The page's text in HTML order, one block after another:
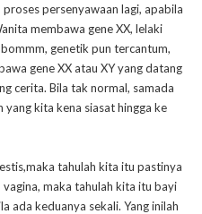
persenyawaan lagi, apabila
membawa gene XX, lelaki
genetik pun tercantum,
gene XX atau XY yang datang
cerita. Bila tak normal, samada
yang kita kena siasat hingga ke
tahulah kita itu pastinya
maka tahulah kita itu bayi
ada keduanya sekali. Yang inilah